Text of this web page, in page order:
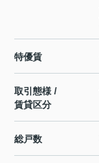
特優賃
取引態様 /
賃貸区分
総戸数